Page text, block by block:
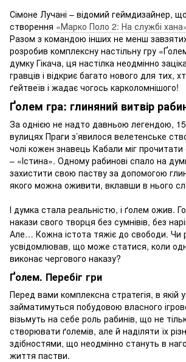
Сімоне Лучані – відомий геймдизайнер,
створення «Марко Поло 2: На службі
Разом з командою інших не менш завзятих
розробив комплексну настільну гру
думку Гікача, ця настілка неодмінно
гравців і відкриє багато нового для тих,
ґейтвеїв і жадає чогось карколомнішого!
Ґолем гра: глиняний витвір
За однією не надто давньою легендою,
вулицях Праги з’явилося велетенське
чолі кожен знавець Кабали міг
– «Істина». Одному рабинові спало на
захистити свою паству за допомогою
якого можна оживити, вклавши в нього
І думка стала реальністю, і ґолем ожив.
накази свого творця без сумнівів, без
Але… Кожна істота тяжіє до свободи. Чи
усвідомлював, що може статися, коли
виконає чергового наказу?
Ґолем. Перебіг гри
Перед вами комплексна стратегія, в якій
займатимуться побудовою власного
візьмуть на себе роль рабинів, що не
створювати ґолемів, але й наділяти їх
здібностями, що неодмінно стануть в
життя пастви.